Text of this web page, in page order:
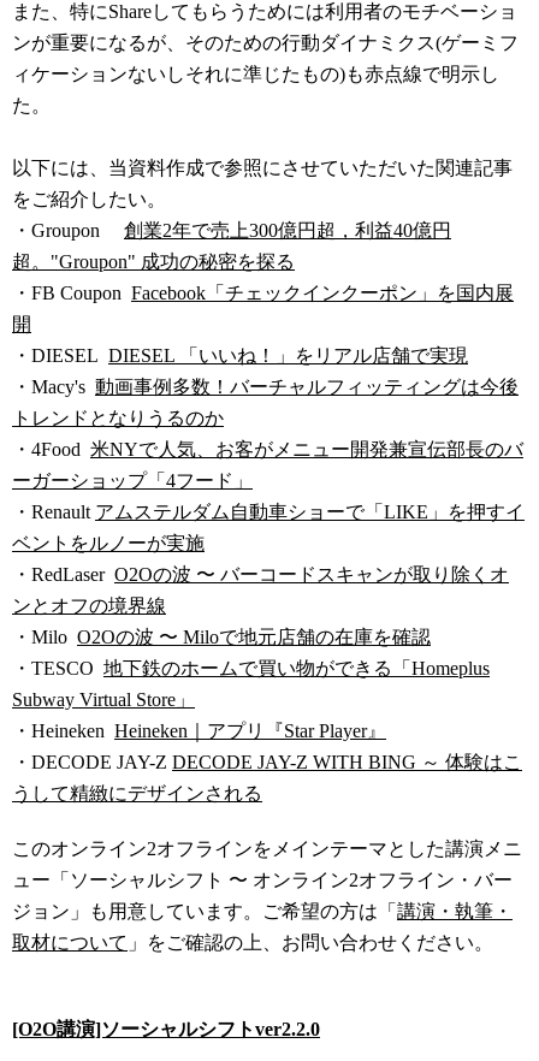
また、特にShareしてもらうためには利用者のモチベーショ
ンが重要になるが、そのための行動ダイナミクス(ゲーミフ
ィケーションないしそれに準じたもの)も赤点線で明示し
た。
以下には、当資料作成で参照にさせていただいた関連記事
をご紹介したい。
・Groupon 創業2年で売上300億円超，利益40億円
超。"Groupon" 成功の秘密を探る
・FB Coupon Facebook「チェックインクーポン」を国内展
開
・DIESEL DIESEL 「いいね！」をリアル店舗で実現
・Macy's 動画事例多数！バーチャルフィッティングは今後
トレンドとなりうるのか
・4Food 米NYで人気、お客がメニュー開発兼宣伝部長のバ
ーガーショップ「4フード」
・Renault アムステルダム自動車ショーで「LIKE」を押すイ
ベントをルノーが実施
・RedLaser O2Oの波 〜 バーコードスキャンが取り除くオ
ンとオフの境界線
・Milo O2Oの波 〜 Miloで地元店舗の在庫を確認
・TESCO 地下鉄のホームで買い物ができる「Homeplus
Subway Virtual Store」
・Heineken Heineken｜アプリ『Star Player』
・DECODE JAY-Z DECODE JAY-Z WITH BING ～ 体験はこ
うして精緻にデザインされる
このオンライン2オフラインをメインテーマとした講演メニ
ュー「ソーシャルシフト 〜 オンライン2オフライン・バー
ジョン」も用意しています。ご希望の方は「 講演・執筆・
取材について 」をご確認の上、お問い合わせください。
[O2O講演]ソーシャルシフトver2.2.0